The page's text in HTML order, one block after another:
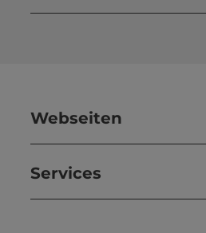
Webseiten
Services